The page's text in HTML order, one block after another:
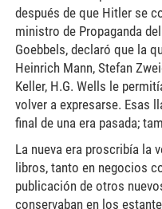
después de que Hitler se
ministro de Propaganda
Goebbels, declaró que la
Heinrich Mann, Stefan
Keller, H.G. Wells le
volver a expresarse. Esas
final de una era pasada;
La nueva era proscribía la
libros, tanto en negocios
publicación de otros
conservaban en los